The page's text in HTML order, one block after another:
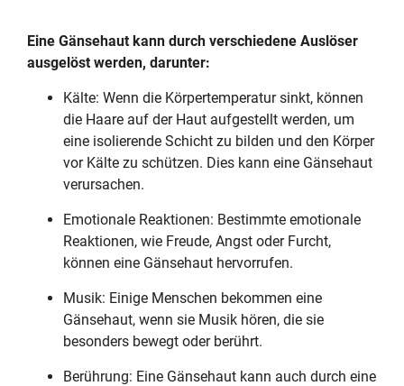
Eine Gänsehaut kann durch verschiedene Auslöser
ausgelöst werden, darunter:
Kälte: Wenn die Körpertemperatur sinkt, können
die Haare auf der Haut aufgestellt werden, um
eine isolierende Schicht zu bilden und den Körper
vor Kälte zu schützen. Dies kann eine Gänsehaut
verursachen.
Emotionale Reaktionen: Bestimmte emotionale
Reaktionen, wie Freude, Angst oder Furcht,
können eine Gänsehaut hervorrufen.
Musik: Einige Menschen bekommen eine
Gänsehaut, wenn sie Musik hören, die sie
besonders bewegt oder berührt.
Berührung: Eine Gänsehaut kann auch durch eine